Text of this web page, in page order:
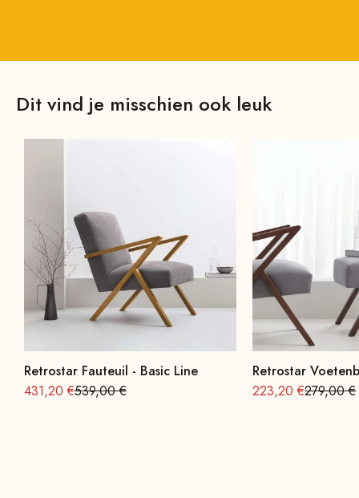
Dit vind je misschien ook leuk
Retrostar Fauteuil - Basic Line
Aanbieding vanaf
431,20 €Normale
539,00 €
Retrostar
Aanbieding vanaf
223,20 €Normale
279,00 €